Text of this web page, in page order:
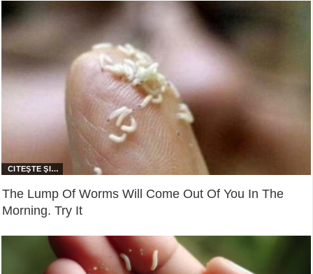
The Lump Of Worms Will Come Out Of You In The
Morning. Try It